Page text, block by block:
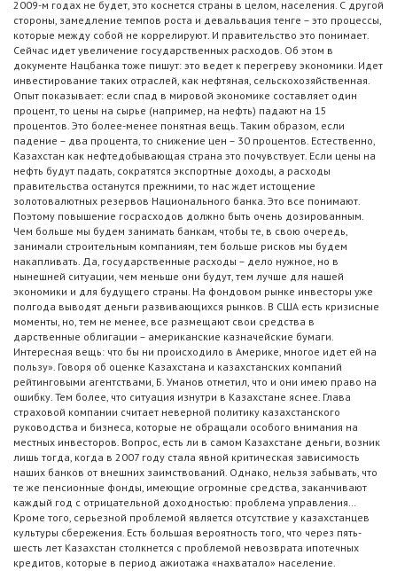
2009-м годах не будет, это коснется страны в целом, населения. С другой
стороны, замедление темпов роста и девальвация тенге – это процессы,
которые между собой не коррелируют. И правительство это понимает.
Сейчас идет увеличение государственных расходов. Об этом в
документе Нацбанка тоже пишут: это ведет к перегреву экономики. Идет
инвестирование таких отраслей, как нефтяная, сельскохозяйственная.
Опыт показывает: если спад в мировой экономике составляет один
процент, то цены на сырье (например, на нефть) падают на 15
процентов. Это более-менее понятная вещь. Таким образом, если
падение – два процента, то снижение цен – 30 процентов. Естественно,
Казахстан как нефтедобывающая страна это почувствует. Если цены на
нефть будут падать, сократятся экспортные доходы, а расходы
правительства останутся прежними, то нас ждет истощение
золотовалютных резервов Национального банка. Это все понимают.
Поэтому повышение госрасходов должно быть очень дозированным.
Чем больше мы будем занимать банкам, чтобы те, в свою очередь,
занимали строительным компаниям, тем больше рисков мы будем
накапливать. Да, государственные расходы – дело нужное, но в
нынешней ситуации, чем меньше они будут, тем лучше для нашей
экономики и для будущего страны. На фондовом рынке инвесторы уже
полгода выводят деньги развивающихся рынков. В США есть кризисные
моменты, но, тем не менее, все размещают свои средства в
дарственные облигации – американские казначейские бумаги.
Интересная вещь: что бы ни происходило в Америке, многое идет ей на
пользу». Говоря об оценке Казахстана и казахстанских компаний
рейтинговыми агентствами, Б. Уманов отметил, что и они имею право на
ошибку. Тем более, что ситуация изнутри в Казахстане яснее. Глава
страховой компании считает неверной политику казахстанского
руководства и бизнеса, которые не обращали особого внимания на
местных инвесторов. Вопрос, есть ли в самом Казахстане деньги, возник
лишь тогда, когда в 2007 году стала явной критическая зависимость
наших банков от внешних заимствований. Однако, нельзя забывать, что
те же пенсионные фонды, имеющие огромные средства, заканчивают
каждый год с отрицательной доходностью: проблема управления…
Кроме того, серьезной проблемой является отсутствие у казахстанцев
культуры сбережения. Есть большая вероятность того, что через пять-
шесть лет Казахстан столкнется с проблемой невозврата ипотечных
кредитов, которые в период ажиотажа «нахватало» население.